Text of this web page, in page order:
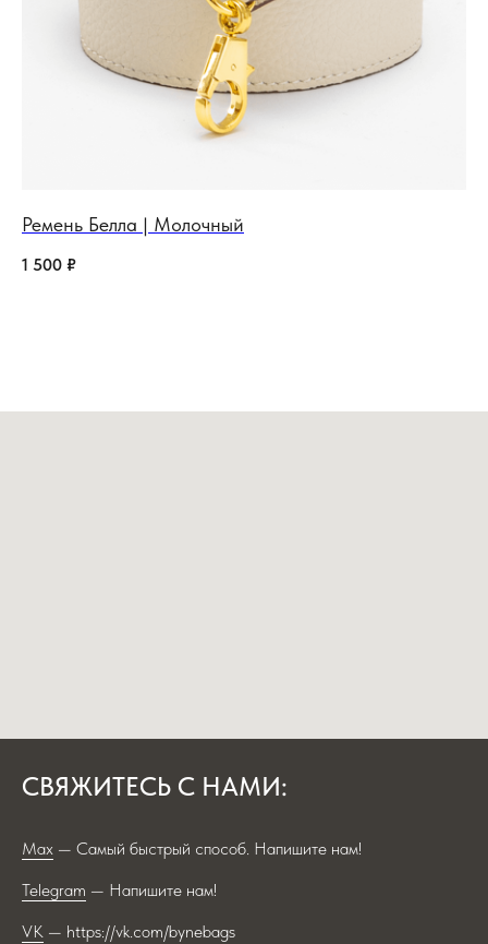
Ремень Белла | Молочный
1 500 ₽
СВЯЖИТЕСЬ С НАМИ:
Max — Самый быстрый способ. Напишите нам!
Telegram — Напишите нам!
VK — https://vk.com/bynebags